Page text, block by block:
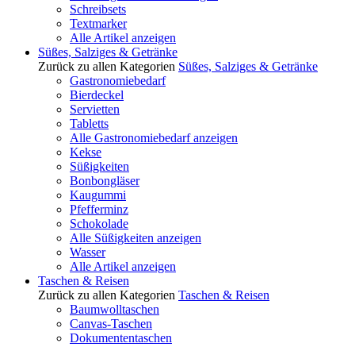
Schreibsets
Textmarker
Alle Artikel anzeigen
Süßes, Salziges & Getränke
Zurück zu allen Kategorien Süßes, Salziges & Getränke
Gastronomiebedarf
Bierdeckel
Servietten
Tabletts
Alle Gastronomiebedarf anzeigen
Kekse
Süßigkeiten
Bonbongläser
Kaugummi
Pfefferminz
Schokolade
Alle Süßigkeiten anzeigen
Wasser
Alle Artikel anzeigen
Taschen & Reisen
Zurück zu allen Kategorien Taschen & Reisen
Baumwolltaschen
Canvas-Taschen
Dokumententaschen